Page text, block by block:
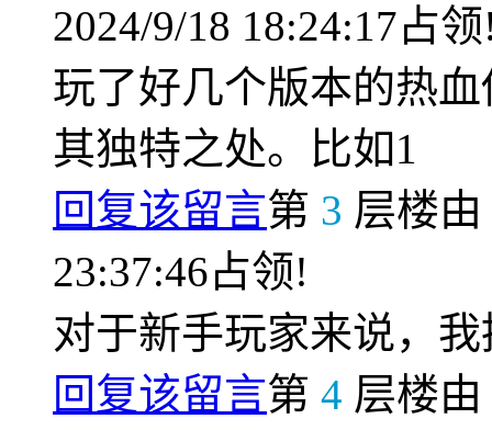
2024/9/18 18:24:17占
玩了好几个版本的热
其独特之处。比如1
回复该留言第 3 层楼由
23:37:46占领!
对于新手玩家来说，
回复该留言第 4 层楼由